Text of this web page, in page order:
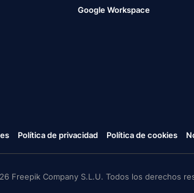
Google Workspace
Política de privacidad Política de cookies
Freepik Company S.L.U. Todos los derechos